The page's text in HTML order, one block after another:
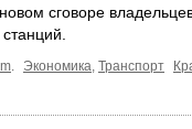
сговоре
. Экономика, Транспорт